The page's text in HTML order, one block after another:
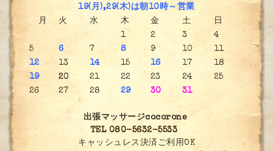
19(月),29(木)は朝10時～営業
月
火 水 木 金 土
日
1
2 3
4
5
6 7 8 9 10
11
12
13 14 15 16 17
18
19
20 21 22 23 24
25
26
27 28 29 30 31
出張マッサージcocorone
TEL 080-5632-5533
キャッシュレス決済ご利用OK